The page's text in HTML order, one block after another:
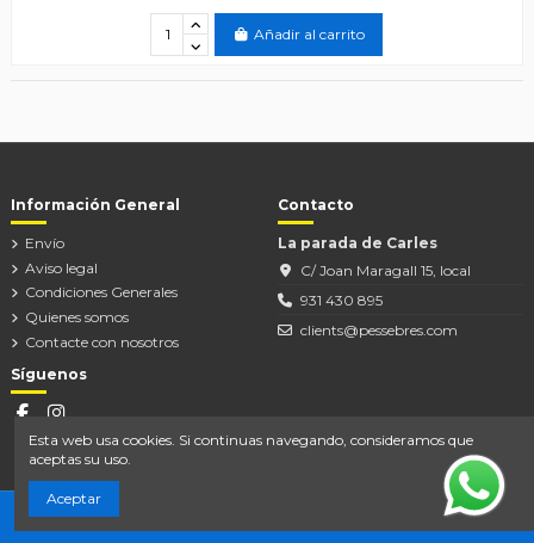
Añadir al carrito
Información General
Envío
Aviso legal
Condiciones Generales
Quienes somos
Contacte con nosotros
Contacto
La parada de Carles
C/ Joan Maragall 15, local
931 430 895
clients@pessebres.com
Síguenos
Esta web usa cookies. Si continuas navegando, consideramos que
aceptas su uso.
Aceptar